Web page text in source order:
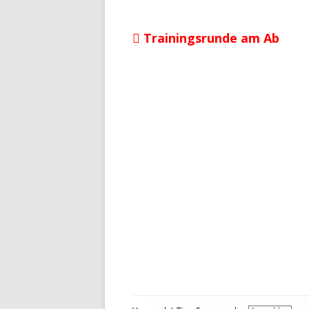
Beitragsnavigation
Vorheriger
Trainingsrunde am Ab